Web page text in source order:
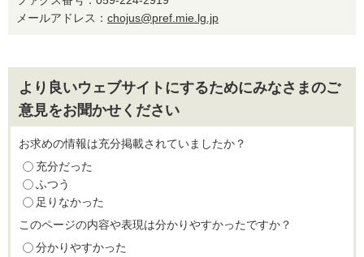
メールアドレス： chojus@pref.mie.lg.jp
より良いウェブサイトにするためにみなさまのご
意見をお聞かせください
お求めの情報は充分掲載されていましたか？
充分だった
ふつう
足りなかった
このページの内容や表現は分かりやすかったですか？
分かりやすかった